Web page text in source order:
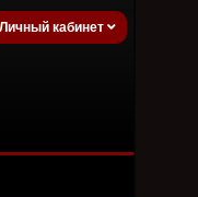
Личный кабинет